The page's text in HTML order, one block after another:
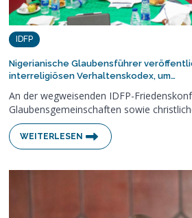
IDFP
Nigerianische Glaubensführer
interreligiösen Verhaltenskodex, um…
An der wegweisenden IDFP-
Glaubensgemeinschaften sowie
WEITERLESEN